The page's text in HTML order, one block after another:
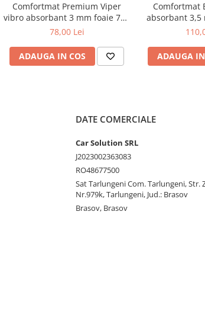
Comfortmat Premium Viper
vibro absorbant 3 mm foaie 700
x 500 mm
78,00 Lei
ADAUGA IN COS
Comfortmat
absorbant 3,5
ADAUGA
DATE COMERCIALE
Car Solution SRL
J2023002363083
RO48677500
Sat Tarlungeni Com. Tarlungeni, Str.
Nr.979k, Tarlungeni, Jud.: Brasov
Brasov, Brasov